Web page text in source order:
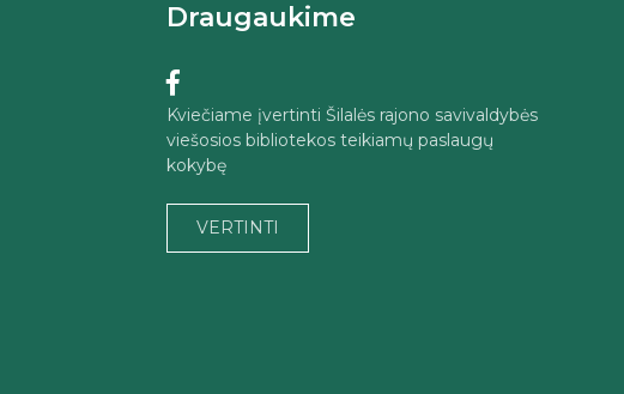
Draugaukime
Kviečiame įvertinti Šilalės rajono savivaldybės
viešosios bibliotekos teikiamų paslaugų
kokybę
VERTINTI